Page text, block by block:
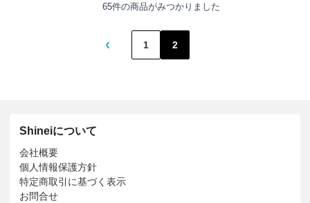
65件の商品がみつかりました
‹ 1 2
Shineiについて
会社概要
個人情報保護方針
特定商取引に基づく表示
お問合せ